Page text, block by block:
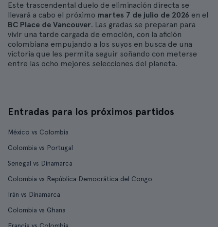
Este trascendental duelo de eliminación directa se
llevará a cabo el próximo martes 7 de julio de 2026 en el
BC Place de Vancouver. Las gradas se preparan para
vivir una tarde cargada de emoción, con la afición
colombiana empujando a los suyos en busca de una
victoria que les permita seguir soñando con meterse
entre las ocho mejores selecciones del planeta.
Entradas para los próximos partidos
México vs Colombia
Colombia vs Portugal
Senegal vs Dinamarca
Colombia vs República Democrática del Congo
Irán vs Dinamarca
Colombia vs Ghana